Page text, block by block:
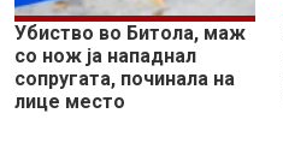
Убиство во Битола, маж
со нож ја нападнал
сопругата, починала на
лице место